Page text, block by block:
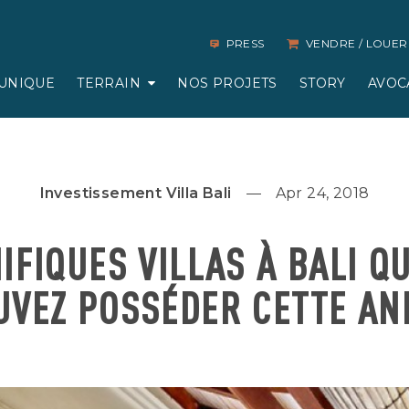
PRESS VENDRE /
TERRAIN NOS PROJETS STORY
Investissement Villa Bali Apr 24, 2018
VILLAS À BALI
POSSÉDER CETTE